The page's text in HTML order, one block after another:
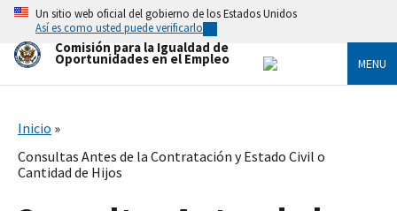
Skip
main
content
Un sitio web oficial del gobierno de los Estados Unidos
Así es como usted puede verificarlo
Comisión para la Igualdad de
Oportunidades en el Empleo MENU
Inicio
Consultas Antes de la Contratación y Estado Civil o
Cantidad de Hijos